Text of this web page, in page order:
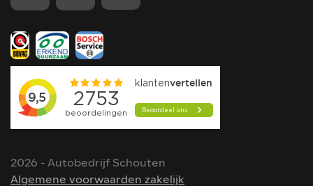
2026 - Autobedrijf Schouten
Algemene voorwaarden zakelijk